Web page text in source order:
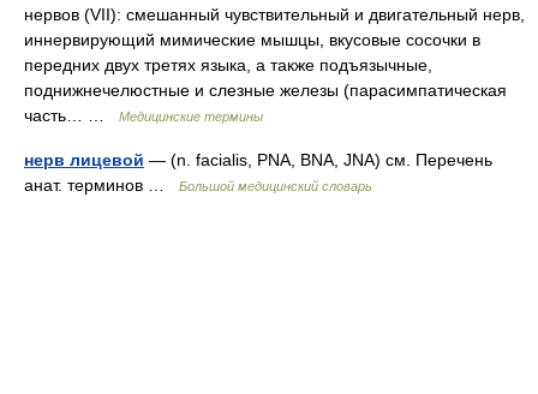
нервов (VII): смешанный чувствительный и двигательный нерв,
иннервирующий мимические мышцы, вкусовые сосочки в
передних двух третях языка, а также подъязычные,
поднижнечелюстные и слезные железы (парасимпатическая
часть… …
Медицинские термины
нерв лицевой — (n. facialis, PNA, BNA, JNA) см. Перечень
анат. терминов …
Большой медицинский словарь